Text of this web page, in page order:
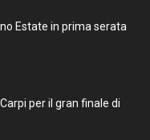
Estate in prima serata
per il gran finale di